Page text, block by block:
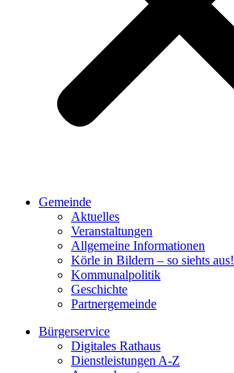
Gemeinde
Aktuelles
Veranstaltungen
Allgemeine Informationen
Körle in Bildern – so siehts aus!
Kommunalpolitik
Geschichte
Partnergemeinde
Bürgerservice
Digitales Rathaus
Dienstleistungen A-Z